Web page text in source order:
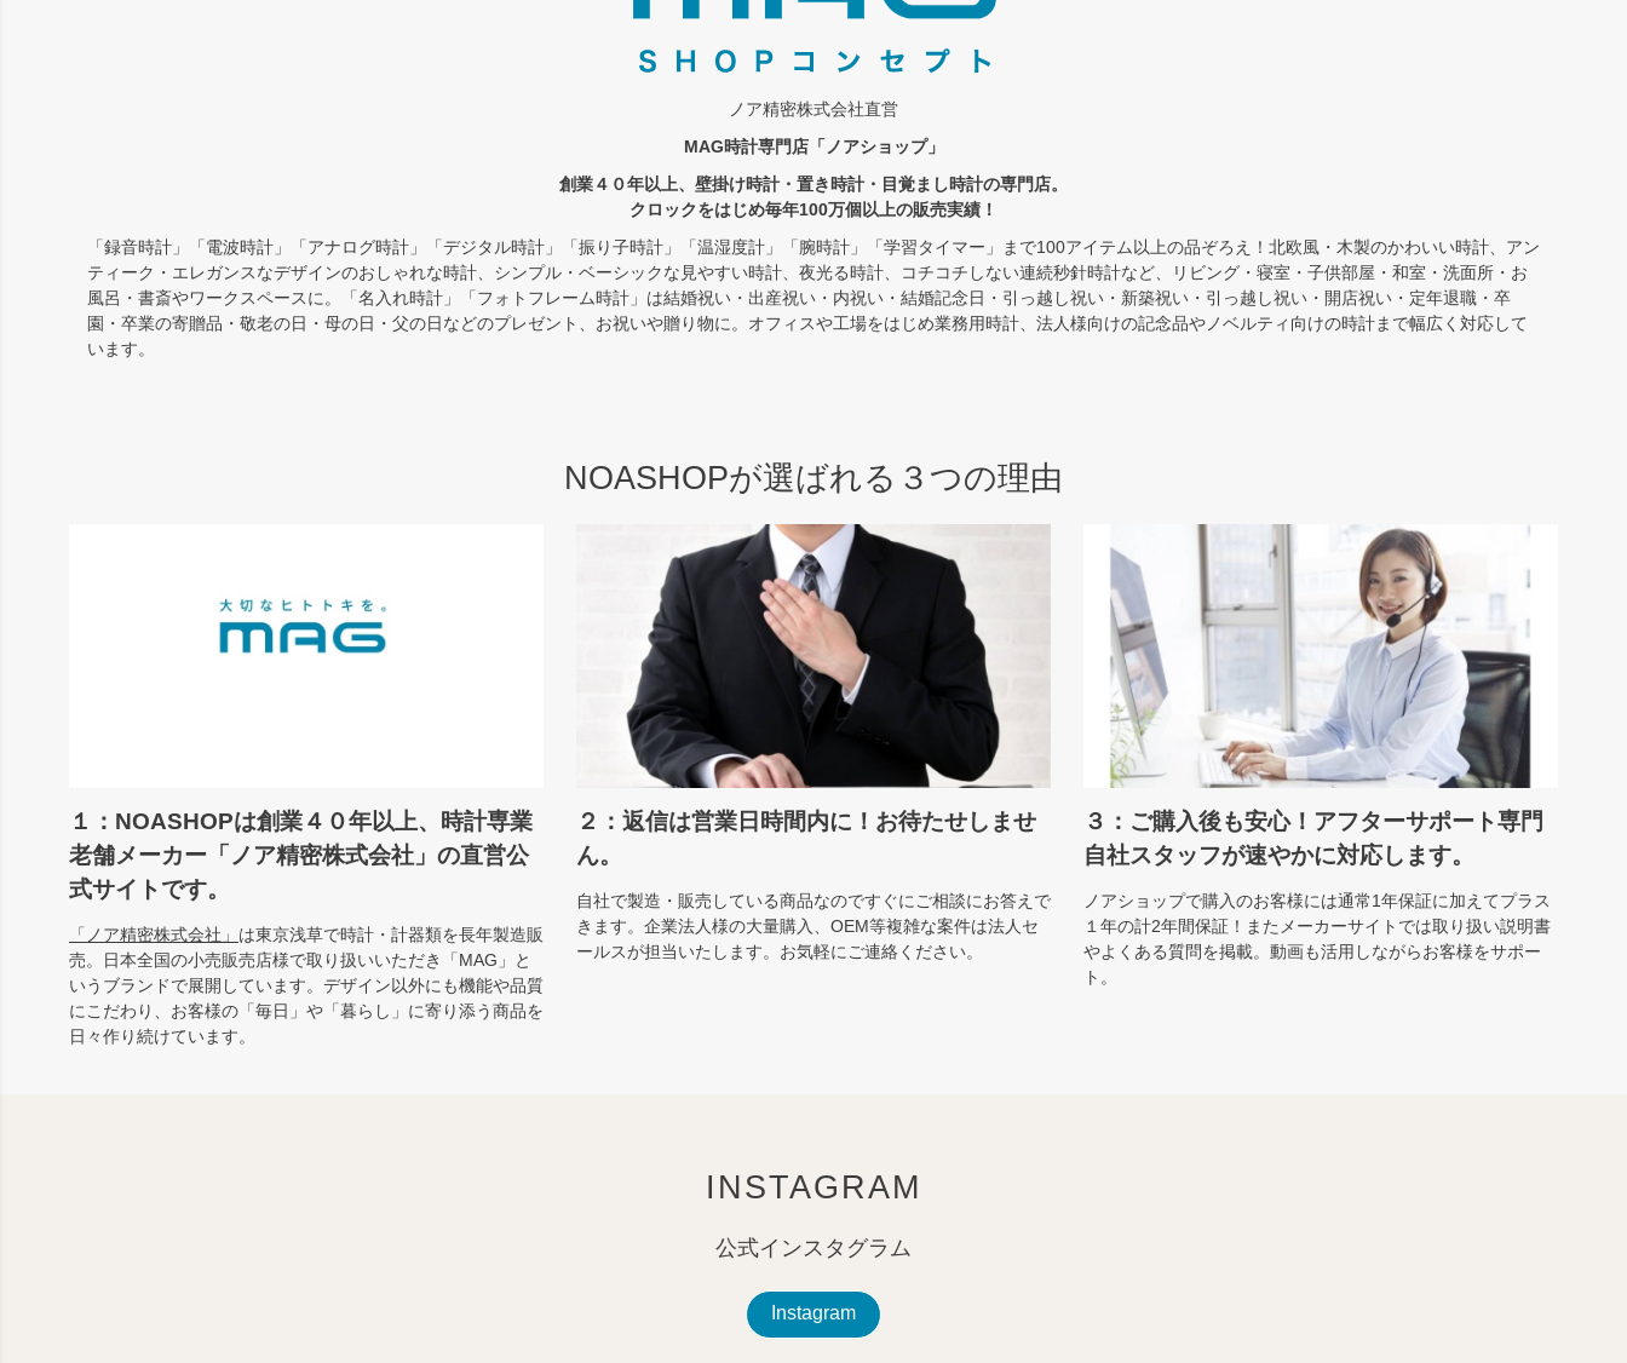
ノア精密株式会社直営
MAG時計専門店「ノアショップ」
創業４０年以上、壁掛け時計・置き時計・目覚まし時計の専門店。
クロックをはじめ毎年100万個以上の販売実績！
「録音時計」「電波時計」「アナログ時計」「デジタル時計」「振り子時計」「温湿度計」「腕時計」「学習タイマー」まで100アイテム以上の品ぞろえ！北欧風・木製のかわいい時計、アン
ティーク・エレガンスなデザインのおしゃれな時計、シンプル・ベーシックな見やすい時計、夜光る時計、コチコチしない連続秒針時計など、リビング・寝室・子供部屋・和室・洗面所・お
風呂・書斎やワークスペースに。「名入れ時計」「フォトフレーム時計」は結婚祝い・出産祝い・内祝い・結婚記念日・引っ越し祝い・新築祝い・引っ越し祝い・開店祝い・定年退職・卒
園・卒業の寄贈品・敬老の日・母の日・父の日などのプレゼント、お祝いや贈り物に。オフィスや工場をはじめ業務用時計、法人様向けの記念品やノベルティ向けの時計まで幅広く対応して
います。
NOASHOPが選ばれる３つの理由
１：NOASHOPは創業４０年以上、時計専業
老舗メーカー「ノア精密株式会社」の直営公
式サイトです。
「ノア精密株式会社」 は東京浅草で時計・計器類を長年製造販
売。日本全国の小売販売店様で取り扱いいただき「MAG」と
いうブランドで展開しています。デザイン以外にも機能や品質
にこだわり、お客様の「毎日」や「暮らし」に寄り添う商品を
日々作り続けています。
２：返信は営業日時間内に！お待たせしませ
ん。
自社で製造・販売している商品なのですぐにご相談にお答えで
きます。企業法人様の大量購入、OEM等複雑な案件は法人セ
ールスが担当いたします。お気軽にご連絡ください。
３：ご購入後も安心！アフターサポート専門
自社スタッフが速やかに対応します。
ノアショップで購入のお客様には通常1年保証に加えてプラス
１年の計2年間保証！またメーカーサイトでは取り扱い説明書
やよくある質問を掲載。動画も活用しながらお客様をサポー
ト。
INSTAGRAM
公式インスタグラム
Instagram